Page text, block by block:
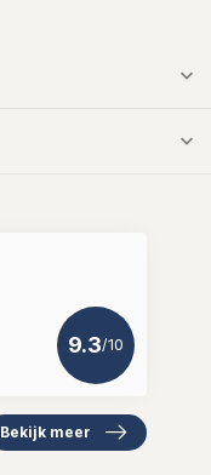
9.3/10
Bekijk meer